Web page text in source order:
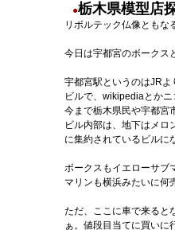
●栃木県模型店
リボルテック仏像ともな
今日は宇都宮のボークス
宇都宮駅というのはJR
ビルで、wikipediaとか
今まで栃木県民や宇都宮
ビル内部は、地下はメロ
に集約されているビルに
ボークスもイエローサブ
マリンも横浜みたいに何
ただ、ここに車で来ると
ぁ。値段目当てに買いに